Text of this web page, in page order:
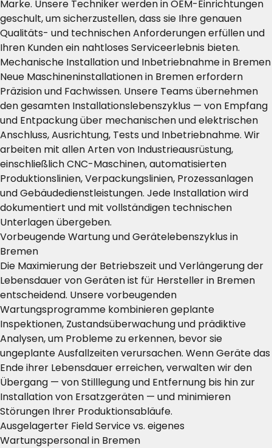
Marke. Unsere Techniker werden in OEM-Einrichtungen
geschult, um sicherzustellen, dass sie Ihre genauen
Qualitäts- und technischen Anforderungen erfüllen und
Ihren Kunden ein nahtloses Serviceerlebnis bieten.
Mechanische Installation und Inbetriebnahme in Bremen
Neue Maschineninstallationen in Bremen erfordern
Präzision und Fachwissen. Unsere Teams übernehmen
den gesamten Installationslebenszyklus — von Empfang
und Entpackung über mechanischen und elektrischen
Anschluss, Ausrichtung, Tests und Inbetriebnahme. Wir
arbeiten mit allen Arten von Industrieausrüstung,
einschließlich CNC-Maschinen, automatisierten
Produktionslinien, Verpackungslinien, Prozessanlagen
und Gebäudedienstleistungen. Jede Installation wird
dokumentiert und mit vollständigen technischen
Unterlagen übergeben.
Vorbeugende Wartung und Gerätelebenszyklus in
Bremen
Die Maximierung der Betriebszeit und Verlängerung der
Lebensdauer von Geräten ist für Hersteller in Bremen
entscheidend. Unsere vorbeugenden
Wartungsprogramme kombinieren geplante
Inspektionen, Zustandsüberwachung und prädiktive
Analysen, um Probleme zu erkennen, bevor sie
ungeplante Ausfallzeiten verursachen. Wenn Geräte das
Ende ihrer Lebensdauer erreichen, verwalten wir den
Übergang — von Stilllegung und Entfernung bis hin zur
Installation von Ersatzgeräten — und minimieren
Störungen Ihrer Produktionsabläufe.
Ausgelagerter Field Service vs. eigenes
Wartungspersonal in Bremen